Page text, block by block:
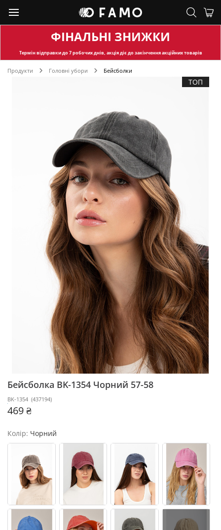
ФІНАЛЬНІ ЗНИЖКИ
Термін відправкидо 7 робочих днів, акція діє до закінчення акційних товарів
Продукти Головні убори Бейсболки
ТОП
Бейсболка BK-1354 Чорний 57-58
BK-1354 (437194)
469 ₴
Колір: Чорний